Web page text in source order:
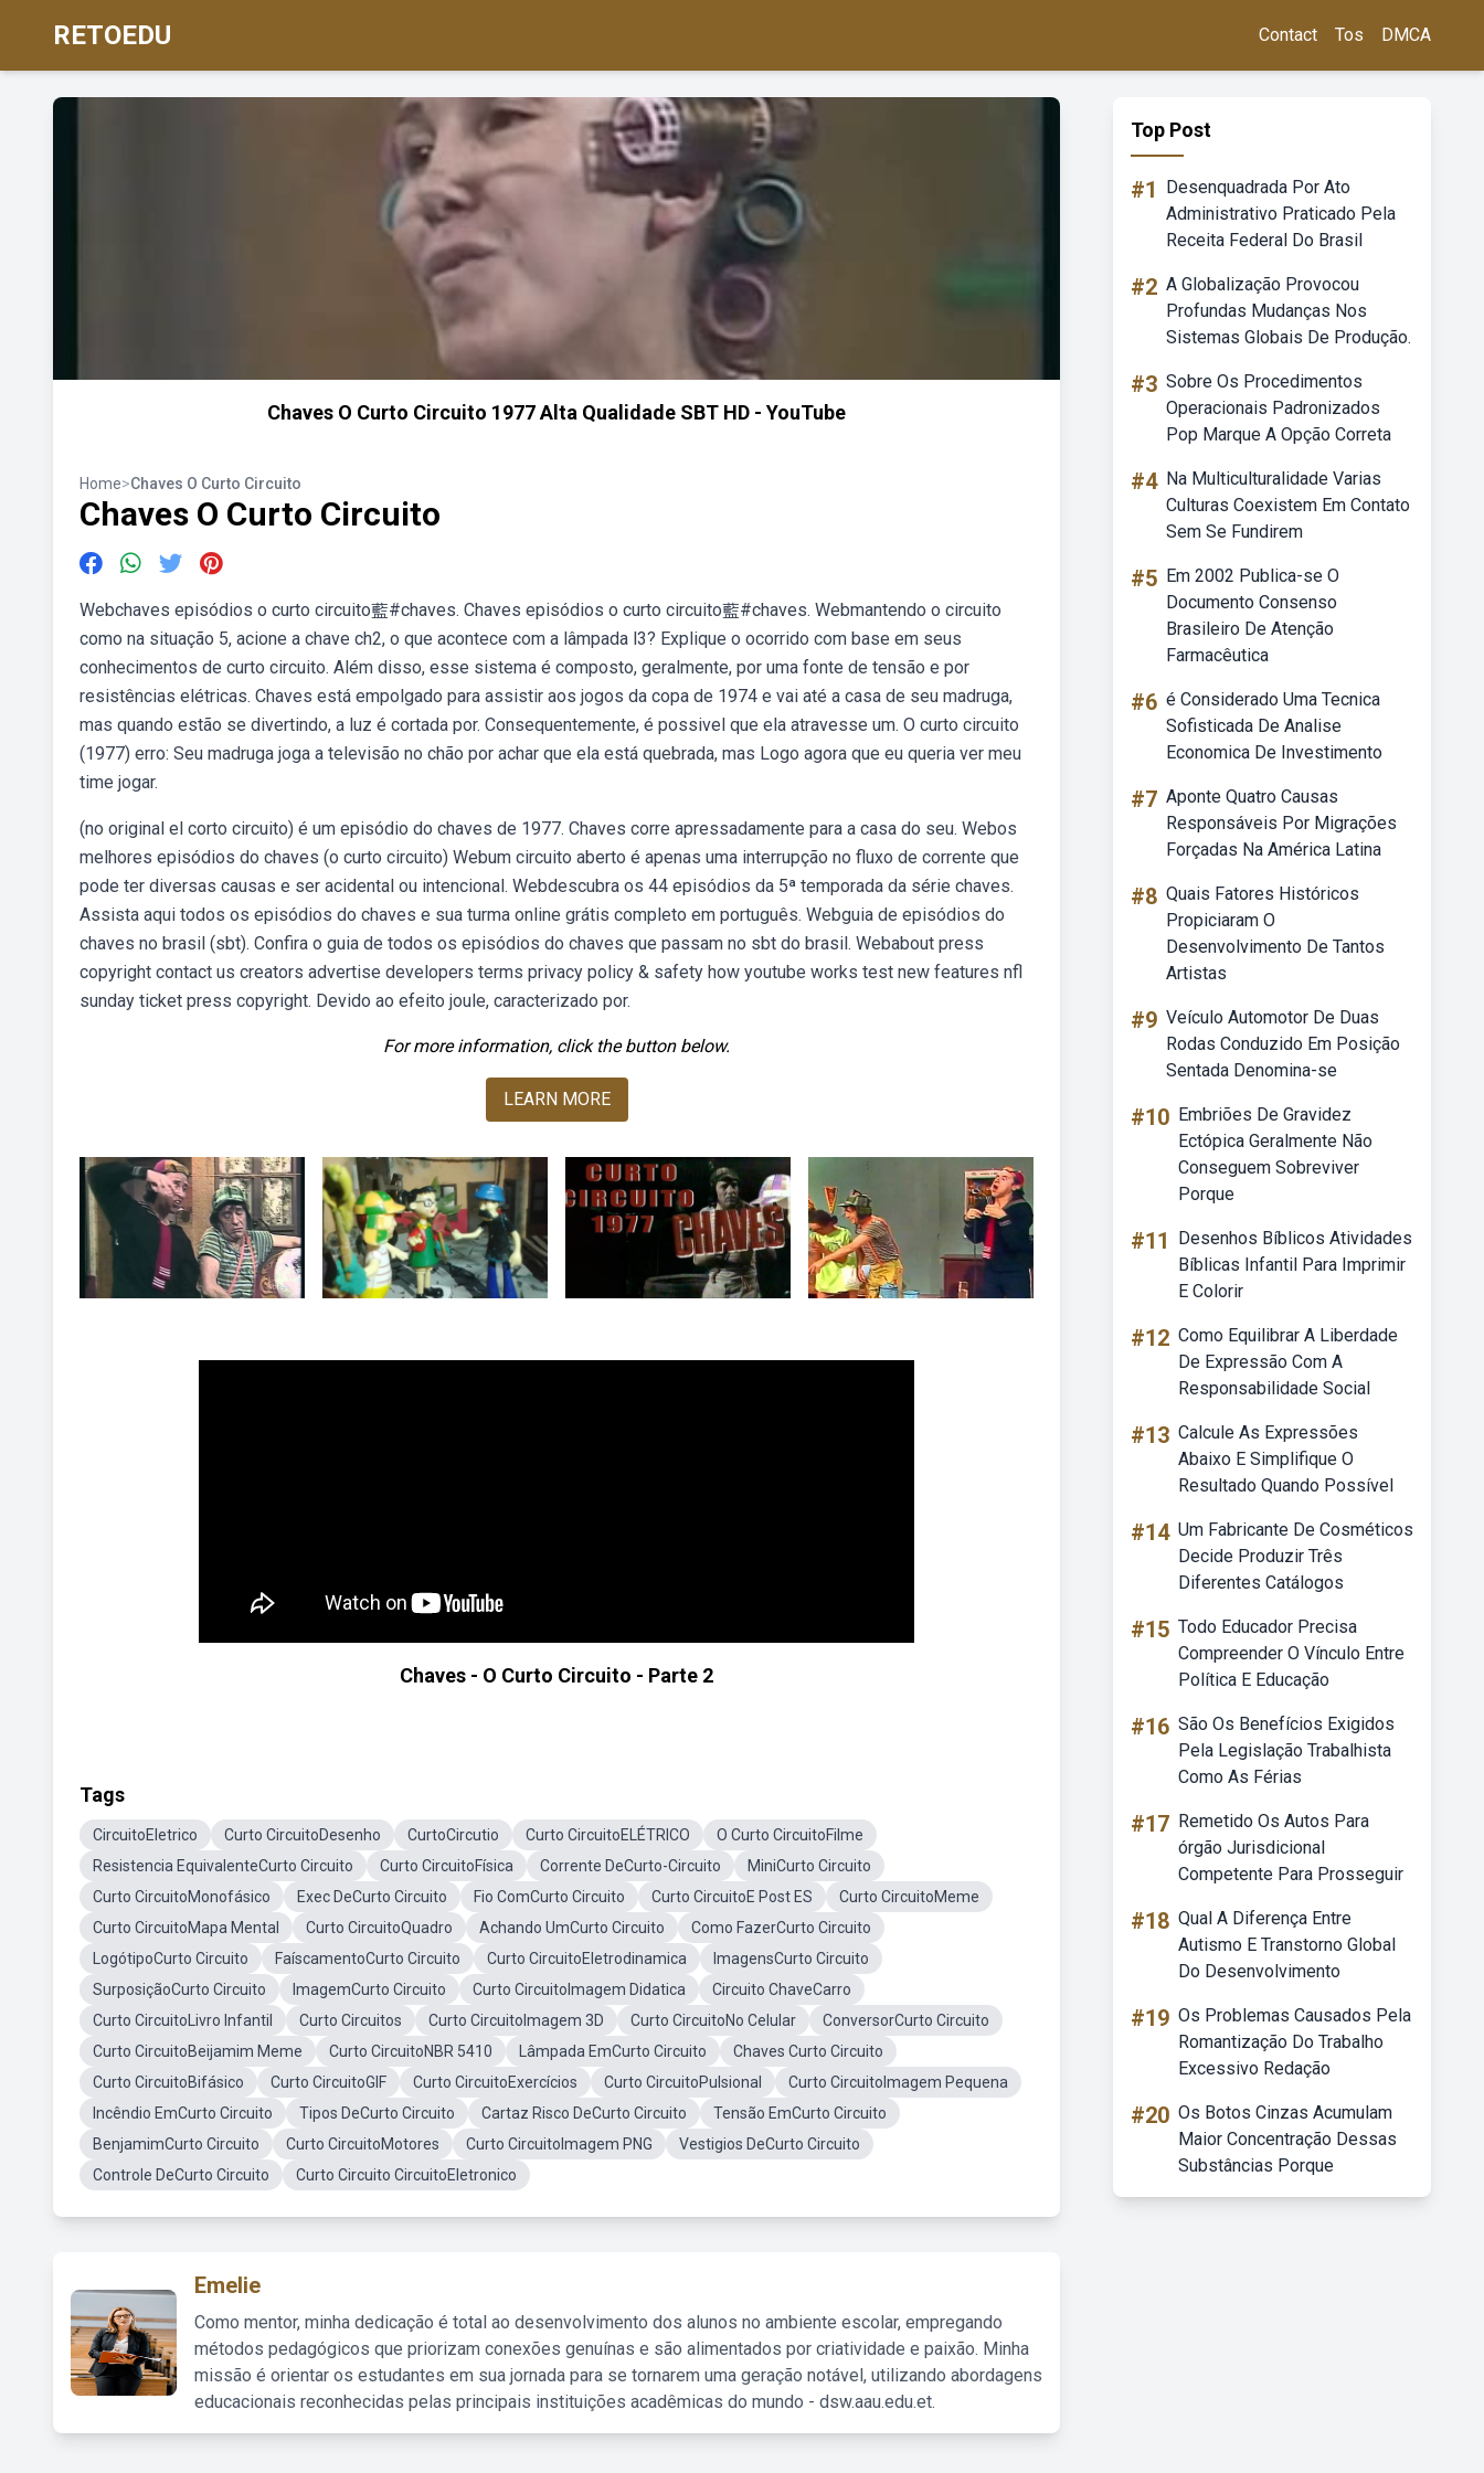
RETOEDU Contact Tos DMCA
Chaves O Curto Circuito 1977 Alta Qualidade SBT HD - YouTube
Home>Chaves O Curto Circuito
Chaves O Curto Circuito
Webchaves episódios o curto circuito藍#chaves. Chaves episódios o curto circuito藍#chaves. Webmantendo o circuito
como na situação 5, acione a chave ch2, o que acontece com a lâmpada l3? Explique o ocorrido com base em seus
conhecimentos de curto circuito. Além disso, esse sistema é composto, geralmente, por uma fonte de tensão e por
resistências elétricas. Chaves está empolgado para assistir aos jogos da copa de 1974 e vai até a casa de seu madruga,
mas quando estão se divertindo, a luz é cortada por. Consequentemente, é possivel que ela atravesse um. O curto circuito
(1977) erro: Seu madruga joga a televisão no chão por achar que ela está quebrada, mas Logo agora que eu queria ver meu
time jogar.
(no original el corto circuito) é um episódio do chaves de 1977. Chaves corre apressadamente para a casa do seu. Webos
melhores episódios do chaves (o curto circuito) Webum circuito aberto é apenas uma interrupção no fluxo de corrente que
pode ter diversas causas e ser acidental ou intencional. Webdescubra os 44 episódios da 5ª temporada da série chaves.
Assista aqui todos os episódios do chaves e sua turma online grátis completo em português. Webguia de episódios do
chaves no brasil (sbt). Confira o guia de todos os episódios do chaves que passam no sbt do brasil. Webabout press
copyright contact us creators advertise developers terms privacy policy & safety how youtube works test new features nfl
sunday ticket press copyright. Devido ao efeito joule, caracterizado por.
For more information, click the button below.
LEARN MORE
Chaves - O Curto Circuito - Parte 2
Tags
CircuitoEletrico Curto CircuitoDesenho CurtoCircutio Curto CircuitoELÉTRICO
O Curto CircuitoFilme
Resistencia EquivalenteCurto Circuito
Curto CircuitoFísica Corrente DeCurto-Circuito
MiniCurto Circuito
Curto CircuitoMonofásico
Exec DeCurto Circuito Fio ComCurto Circuito Curto CircuitoE Post ES
Curto CircuitoMeme
Curto CircuitoMapa Mental
Curto CircuitoQuadro Achando UmCurto Circuito
Como FazerCurto Circuito
LogótipoCurto Circuito
FaíscamentoCurto Circuito Curto CircuitoEletrodinamica
ImagensCurto Circuito
SurposiçãoCurto Circuito
ImagemCurto Circuito Curto CircuitoImagem Didatica
Circuito ChaveCarro
Curto CircuitoLivro Infantil
Curto Circuitos Curto CircuitoImagem 3D Curto CircuitoNo Celular
ConversorCurto Circuito
Curto CircuitoBeijamim Meme
Curto CircuitoNBR 5410 Lâmpada EmCurto Circuito
Chaves Curto Circuito
Curto CircuitoBifásico
Curto CircuitoGIF Curto CircuitoExercícios Curto CircuitoPulsional
Curto CircuitoImagem Pequena
Incêndio EmCurto Circuito
Tipos DeCurto Circuito Cartaz Risco DeCurto Circuito
Tensão EmCurto Circuito
BenjamimCurto Circuito
Curto CircuitoMotores Curto CircuitoImagem PNG
Vestigios DeCurto Circuito
Controle DeCurto Circuito
Curto Circuito CircuitoEletronico
Emelie
Como mentor, minha dedicação é total ao desenvolvimento dos alunos no ambiente escolar, empregando
métodos pedagógicos que priorizam conexões genuínas e são alimentados por criatividade e paixão. Minha
missão é orientar os estudantes em sua jornada para se tornarem uma geração notável, utilizando abordagens
educacionais reconhecidas pelas principais instituições acadêmicas do mundo - dsw.aau.edu.et.
Top Post
#1
Desenquadrada Por Ato
Administrativo Praticado Pela
Receita Federal Do Brasil
#2 A Globalização Provocou
Profundas Mudanças Nos
Sistemas Globais De Produção.
#3 Sobre Os Procedimentos
Operacionais Padronizados
Pop Marque A Opção Correta
#4 Na Multiculturalidade Varias
Culturas Coexistem Em Contato
Sem Se Fundirem
#5 Em 2002 Publica-se O
Documento Consenso
Brasileiro De Atenção
Farmacêutica
#6 é Considerado Uma Tecnica
Sofisticada De Analise
Economica De Investimento
#7 Aponte Quatro Causas
Responsáveis Por Migrações
Forçadas Na América Latina
#8 Quais Fatores Históricos
Propiciaram O
Desenvolvimento De Tantos
Artistas
#9 Veículo Automotor De Duas
Rodas Conduzido Em Posição
Sentada Denomina-se
#10 Embriões De Gravidez
Ectópica Geralmente Não
Conseguem Sobreviver
Porque
#11
Desenhos Bíblicos Atividades
Bíblicas Infantil Para Imprimir
E Colorir
#12 Como Equilibrar A Liberdade
De Expressão Com A
Responsabilidade Social
#13 Calcule As Expressões
Abaixo E Simplifique O
Resultado Quando Possível
#14 Um Fabricante De Cosméticos
Decide Produzir Três
Diferentes Catálogos
#15 Todo Educador Precisa
Compreender O Vínculo Entre
Política E Educação
#16 São Os Benefícios Exigidos
Pela Legislação Trabalhista
Como As Férias
#17 Remetido Os Autos Para
órgão Jurisdicional
Competente Para Prosseguir
#18 Qual A Diferença Entre
Autismo E Transtorno Global
Do Desenvolvimento
#19 Os Problemas Causados Pela
Romantização Do Trabalho
Excessivo Redação
#20 Os Botos Cinzas Acumulam
Maior Concentração Dessas
Substâncias Porque